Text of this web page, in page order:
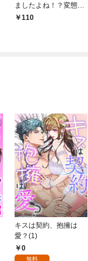
ましたよね！？変態公
爵による困った溺愛結
110
キスは契約、抱擁は
愛？(1)
0
無料